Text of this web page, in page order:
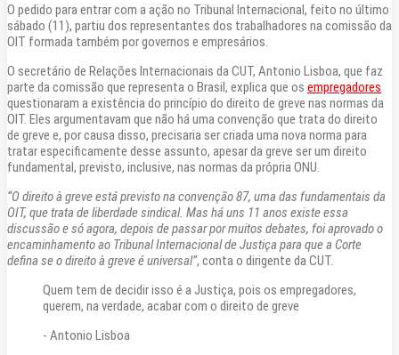
O pedido para entrar com a ação no Tribunal Internacional, feito no último
sábado (11), partiu dos representantes dos trabalhadores na comissão da
OIT formada também por governos e empresários.
O secretário de Relações Internacionais da CUT, Antonio Lisboa, que faz
parte da comissão que representa o Brasil, explica que os empregadores
questionaram a existência do princípio do direito de greve nas normas da
OIT. Eles argumentavam que não há uma convenção que trata do direito
de greve e, por causa disso, precisaria ser criada uma nova norma para
tratar especificamente desse assunto, apesar da greve ser um direito
fundamental, previsto, inclusive, nas normas da própria ONU.
“O direito à greve está previsto na convenção 87, uma das fundamentais da
OIT, que trata de liberdade sindical. Mas há uns 11 anos existe essa
discussão e só agora, depois de passar por muitos debates, foi aprovado o
encaminhamento ao Tribunal Internacional de Justiça para que a Corte
defina se o direito à greve é universal”, conta o dirigente da CUT.
Quem tem de decidir isso é a Justiça, pois os empregadores,
querem, na verdade, acabar com o direito de greve
- Antonio Lisboa